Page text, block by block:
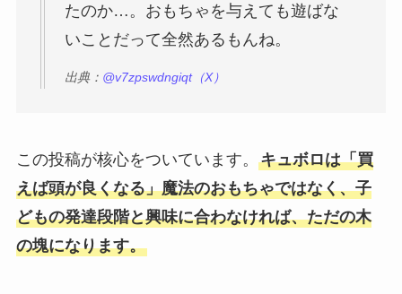
たのか…。おもちゃを与えても遊ばな
いことだって全然あるもんね。
出典： @v7zpswdngiqt（X）
この投稿が核心をついています。 キュボロは「買
えば頭が良くなる」魔法のおもちゃではなく、子
どもの発達段階と興味に合わなければ、ただの木
の塊になります。